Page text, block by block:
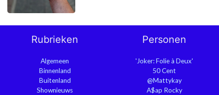
Rubrieken
Algemeen
Binnenland
Buitenland
Shownieuws
Personen
'Joker: Folie à Deux'
50 Cent
@Mattykay
A$ap Rocky